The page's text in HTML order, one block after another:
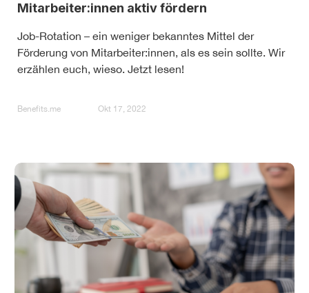
Mitarbeiter:innen aktiv fördern
Job-Rotation – ein weniger bekanntes Mittel der
Förderung von Mitarbeiter:innen, als es sein sollte. Wir
erzählen euch, wieso. Jetzt lesen!
Benefits.me Okt 17, 2022